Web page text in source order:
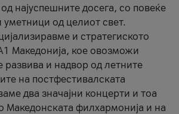
најуспешните досега, со повеќе
уметници од целиот свет.
и стратегиското
Македонија, кое овозможи
развива и надвор од летните
на постфестивалската
два значајни концерти и тоа
Македонската филхармонија и на